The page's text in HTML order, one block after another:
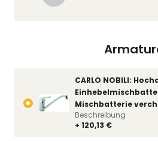
CARLO NOBILI:
Mischbatterie
+ 120,13 €
Beschreibung